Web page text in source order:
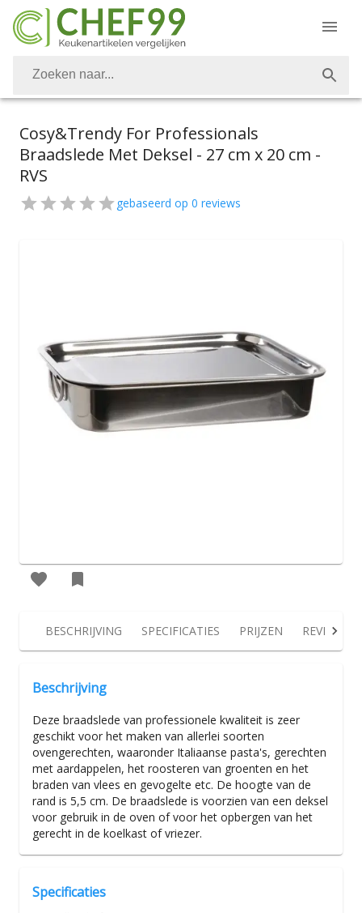
Cosy&Trendy For Professionals
Braadslede Met Deksel - 27 cm x 20 cm -
RVS
gebaseerd op 0 reviews
BESCHRIJVING SPECIFICATIES PRIJZEN REVIEWS
Beschrijving
Deze braadslede van professionele kwaliteit is zeer
geschikt voor het maken van allerlei soorten
ovengerechten, waaronder Italiaanse pasta's, gerechten
met aardappelen, het roosteren van groenten en het
braden van vlees en gevogelte etc. De hoogte van de
rand is 5,5 cm. De braadslede is voorzien van een deksel
voor gebruik in de oven of voor het opbergen van het
gerecht in de koelkast of vriezer.
Specificaties